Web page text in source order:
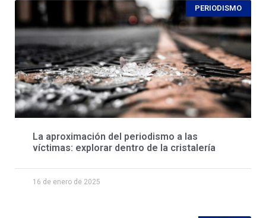
PERIODISMO
La aproximación del periodismo a las
víctimas: explorar dentro de la cristalería
16 de enero de 2025